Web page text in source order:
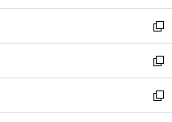
開
く
ウ
で
開
く
ン
ド
ウ
で
開
く
ウ
ィ
ン
ド
ウ
で
開
新
し
い
ウ
ィ
ン
新
し
い
ウ
新
し